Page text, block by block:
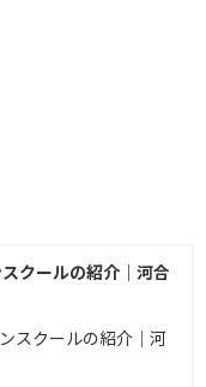
クールの紹介｜河合